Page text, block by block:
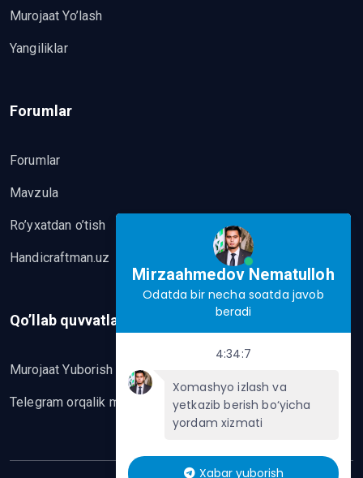
Murojaat Yo’lash
Yangiliklar
Forumlar
Forumlar
Mavzula
Ro’yxatdan o’tish
Handicraftman.uz
Qo’llab quvvatlash
Murojaat Yuborish
Telegram orqalik murojaat yo’lash
Mirzaahmedov Nematulloh
Odatda bir necha soatda javob
beradi
4:34:7
Xomashyo izlash va
yetkazib berish bo‘yicha
yordam xizmati
Xabar yuborish